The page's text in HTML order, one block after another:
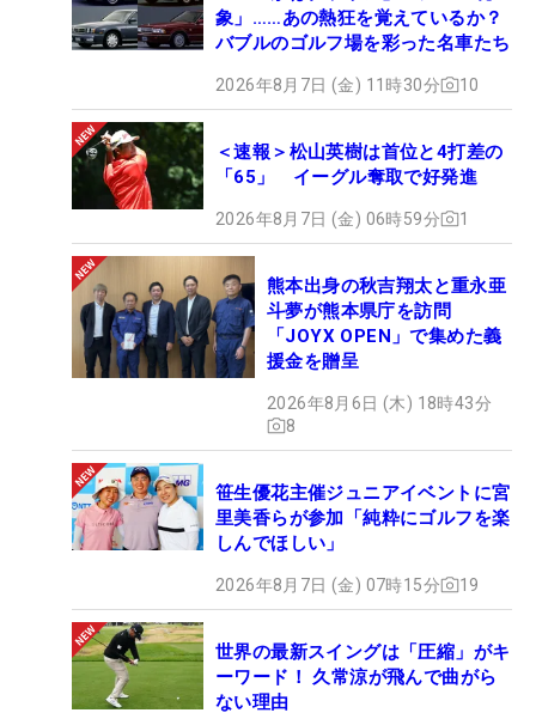
象」……あの熱狂を覚えているか？
バブルのゴルフ場を彩った名車たち
2026年8月7日 (金) 11時30分 10
＜速報＞松山英樹は首位と4打差の
「65」 イーグル奪取で好発進
2026年8月7日 (金) 06時59分 1
熊本出身の秋吉翔太と重永亜
斗夢が熊本県庁を訪問
「JOYX OPEN」で集めた義
援金を贈呈
2026年8月6日 (木) 18時43分
8
笹生優花主催ジュニアイベントに宮
里美香らが参加「純粋にゴルフを楽
しんでほしい」
2026年8月7日 (金) 07時15分 19
世界の最新スイングは「圧縮」がキ
ーワード！ 久常涼が飛んで曲がら
ない理由